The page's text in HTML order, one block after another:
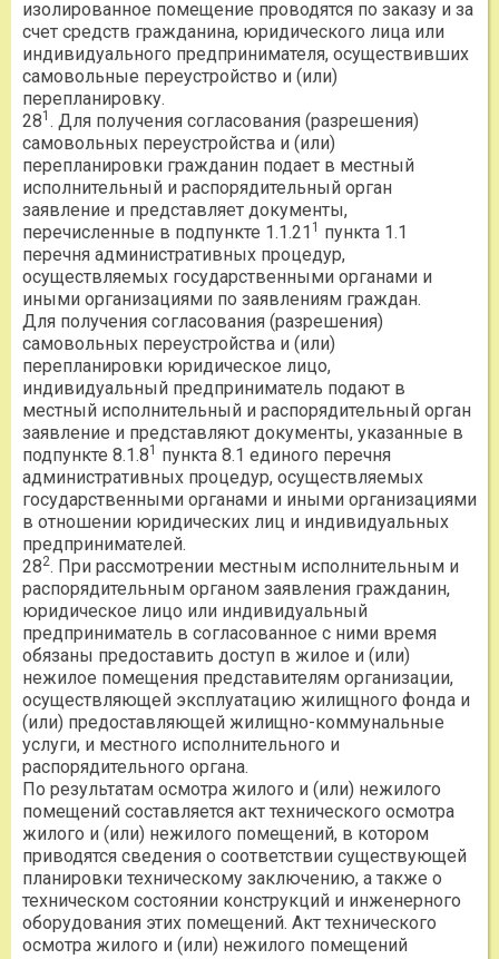
изолированное помещение проводятся по заказу и за
счет средств гражданина, юридического лица или
индивидуального предпринимателя, осуществивших
самовольные переустройство и (или)
перепланировку.
281 . Для получения согласования (разрешения)
самовольных переустройства и (или)
перепланировки гражданин подает в местный
исполнительный и распорядительный орган
заявление и представляет документы,
перечисленные в подпункте 1.1.21 1 пункта 1.1
перечня административных процедур,
осуществляемых государственными органами и
иными организациями по заявлениям граждан.
Для получения согласования (разрешения)
самовольных переустройства и (или)
перепланировки юридическое лицо,
индивидуальный предприниматель подают в
местный исполнительный и распорядительный орган
заявление и представляют документы, указанные в
подпункте 8.1.81 пункта 8.1 единого перечня
административных процедур, осуществляемых
государственными органами и иными организациями
в отношении юридических лиц и индивидуальных
предпринимателей.
282. При рассмотрении местным исполнительным и
распорядительным органом заявления гражданин,
юридическое лицо или индивидуальный
предприниматель в согласованное с ними время
обязаны предоставить доступ в жилое и (или)
нежилое помещения представителям организации,
осуществляющей эксплуатацию жилищного фонда и
(или) предоставляющей жилищно-коммунальные
услуги, и местного исполнительного и
распорядительного органа.
По результатам осмотра жилого и (или) нежилого
помещений составляется акт технического осмотра
жилого и (или) нежилого помещений, в котором
приводятся сведения о соответствии существующей
планировки техническому заключению, а также о
техническом состоянии конструкций и инженерного
оборудования этих помещений. Акт технического
осмотра жилого и (или) нежилого помещений